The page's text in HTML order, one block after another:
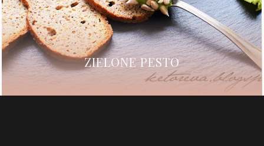
ZIELONE PESTO